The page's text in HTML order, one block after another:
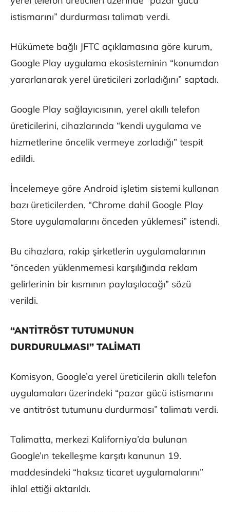
istismarını” durdurması talimatı verdi.
Hükümete bağlı JFTC açıklamasına göre kurum,
Google Play uygulama ekosisteminin “konumdan
yararlanarak yerel üreticileri zorladığını” saptadı.
Google Play sağlayıcısının, yerel akıllı telefon
üreticilerini, cihazlarında “kendi uygulama ve
hizmetlerine öncelik vermeye zorladığı” tespit
edildi.
İncelemeye göre Android işletim sistemi kullanan
bazı üreticilerden, “Chrome dahil Google Play
Store uygulamalarını önceden yüklemesi” istendi.
Bu cihazlara, rakip şirketlerin uygulamalarının
“önceden yüklenmemesi karşılığında reklam
gelirlerinin bir kısmının paylaşılacağı” sözü
verildi.
“ANTİTRÖST TUTUMUNUN
DURDURULMASI” TALİMATI
Komisyon, Google’a yerel üreticilerin akıllı telefon
uygulamaları üzerindeki “pazar gücü istismarını
ve antitröst tutumunu durdurması” talimatı verdi.
Talimatta, merkezi Kaliforniya’da bulunan
Google’ın tekelleşme karşıtı kanunun 19.
maddesindeki “haksız ticaret uygulamalarını”
ihlal ettiği aktarıldı.